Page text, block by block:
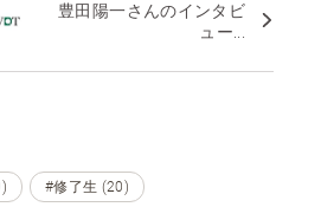
豊田陽一さんのインタビ
ュー...
#修了生 (20)